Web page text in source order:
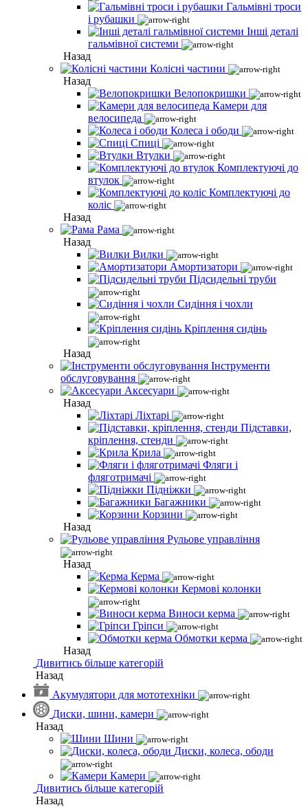
Гальмівні троси
і рубашки
Інші деталі
гальмівної системи
Назад
Колісні частини
Назад
Велопокришки
Камери для
велосипеда
Колеса і ободи
Спиці
Втулки
Комплектуючі до
втулок
Комплектуючі до
коліс
Назад
Рама
Назад
Вилки
Амортизатори
Підсидельні труби
Сидіння і чохли
Кріплення сидінь
Назад
Інструменти
обслуговування
Аксесуари
Назад
Ліхтарі
Підставки,
кріплення, стенди
Крила
Фляги і
фляготримачі
Підніжки
Багажники
Корзини
Назад
Рульове управління
Назад
Керма
Кермові колонки
Виноси керма
Гріпси
Обмотки керма
Назад
Дивитись більше категорій
Назад
Акумулятори для мототехніки
Диски, шини, камери
Назад
Шини
Диски, колеса, ободи
Камери
Дивитись більше категорій
Назад